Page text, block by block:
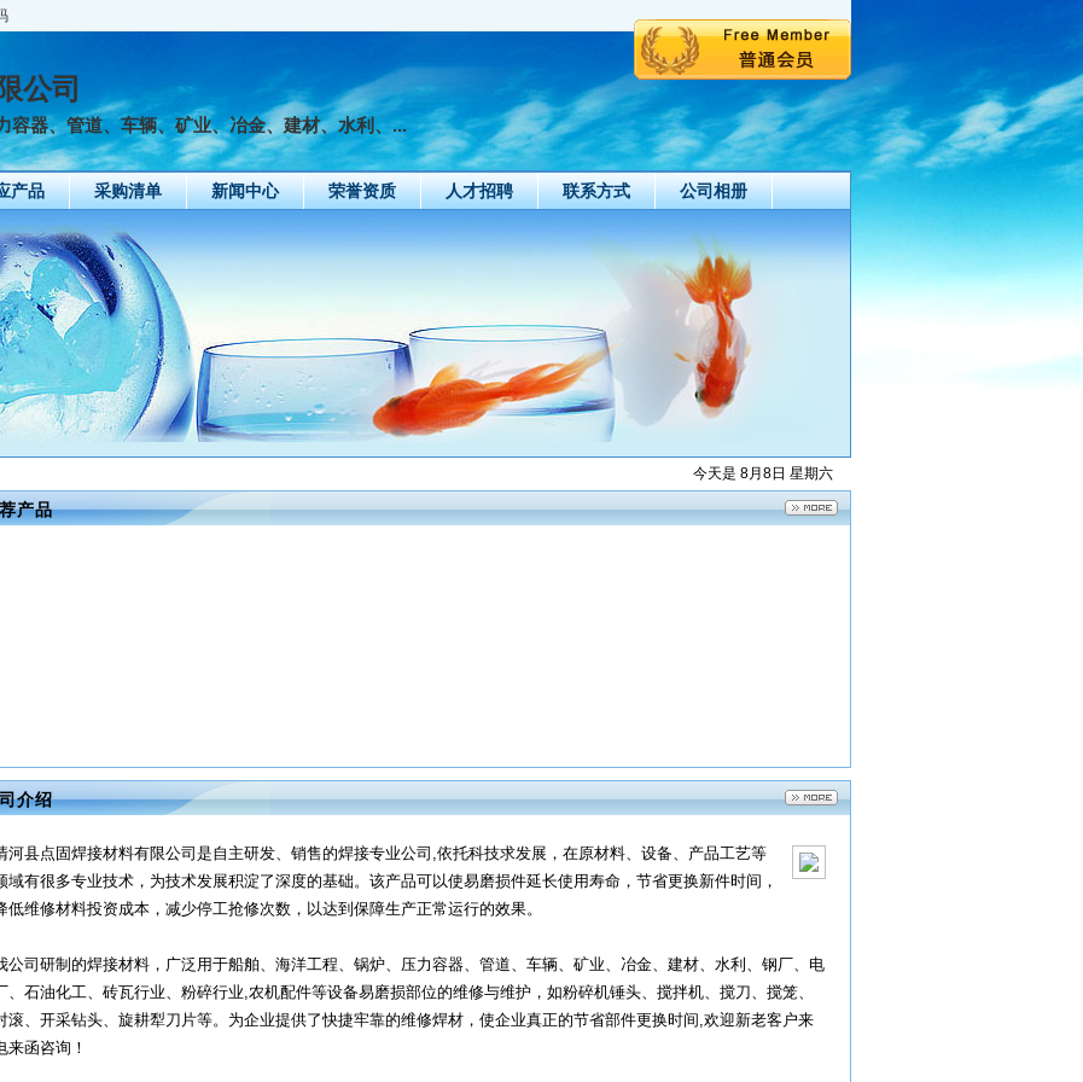
公司
容器、管道、车辆、矿业、冶金、建材、水利、...
产品 采购清单 新闻中心 荣誉资质 人才招聘 联系方式 公司相册
今天是 8月8日 星期六
产品
介绍
河县点固焊接材料有限公司是自主研发、销售的焊接专业公司,依托科技求发展，在原材料、设备、产品工艺等
域有很多专业技术，为技术发展积淀了深度的基础。该产品可以使易磨损件延长使用寿命，节省更换新件时间，
低维修材料投资成本，减少停工抢修次数，以达到保障生产正常运行的效果。
公司研制的焊接材料，广泛用于船舶、海洋工程、锅炉、压力容器、管道、车辆、矿业、冶金、建材、水利、钢厂、电
、石油化工、砖瓦行业、粉碎行业,农机配件等设备易磨损部位的维修与维护，如粉碎机锤头、搅拌机、搅刀、搅笼、
滚、开采钻头、旋耕犁刀片等。为企业提供了快捷牢靠的维修焊材，使企业真正的节省部件更换时间,欢迎新老客户来
来函咨询！